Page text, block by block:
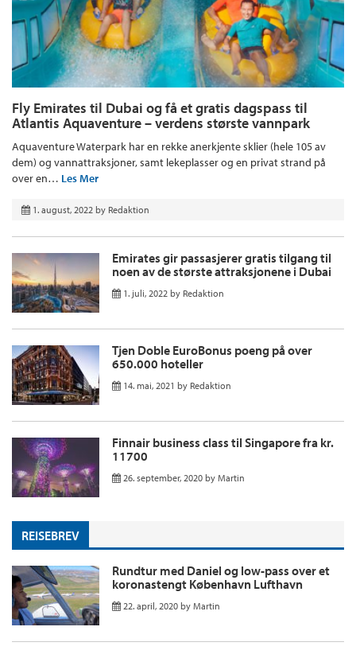
Fly Emirates til Dubai og få et gratis dagspass til
Atlantis Aquaventure – verdens største vannpark
Aquaventure Waterpark har en rekke anerkjente sklier (hele 105 av
dem) og vannattraksjoner, samt lekeplasser og en privat strand på
over en… Les Mer
1. august, 2022 by Redaktion
Emirates gir passasjerer gratis tilgang til
noen av de største attraksjonene i Dubai
1. juli, 2022 by Redaktion
Tjen Doble EuroBonus poeng på over
650.000 hoteller
14. mai, 2021 by Redaktion
Finnair business class til Singapore fra kr.
11700
26. september, 2020 by Martin
REISEBREV
Rundtur med Daniel og low-pass over et
koronastengt København Lufthavn
22. april, 2020 by Martin